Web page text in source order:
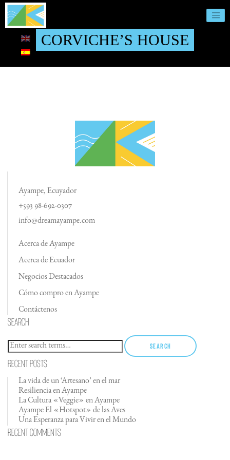
CORVICHE’S HOUSE
Ayampe, Ecuyador
+593 98-692-0307
info@dreamayampe.com
Acerca de Ayampe
Acerca de Ecuador
Negocios Destacados
Cómo compro en Ayampe
Contáctenos
Search
Search
Recent Posts
La vida de un ‘Artesano’ en el mar
Resiliencia en Ayampe
La Cultura «Veggie» en Ayampe
Ayampe El «Hotspot» de las Aves
Una Esperanza para Vivir en el Mundo
Recent Comments